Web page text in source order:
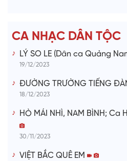
o
CA NHẠC DÂN TỘC
LÝ SO LE (Dân ca Quảng
19/12/2023
ĐƯỜNG TRƯỜNG TIẾNG
18/12/2023
HÒ MÁI NHÌ, NAM BÌNH; Ca
30/11/2023
VIỆT BẮC QUÊ EM